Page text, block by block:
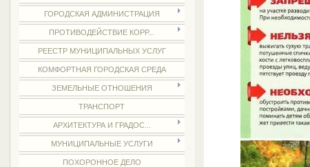
ГОРОДСКАЯ АДМИНИСТРАЦИЯ
ПРОТИВОДЕЙСТВИЕ КОРР...
РЕЕСТР МУНИЦИПАЛЬНЫХ УСЛУГ
КОМФОРТНАЯ ГОРОДСКАЯ СРЕДА
ЗЕМЕЛЬНЫЕ ОТНОШЕНИЯ
ТРАНСПОРТ
АРХИТЕКТУРА И ГРАДОС...
МУНИЦИПАЛЬНЫЕ УСЛУГИ
ПОХОРОННОЕ ДЕЛО